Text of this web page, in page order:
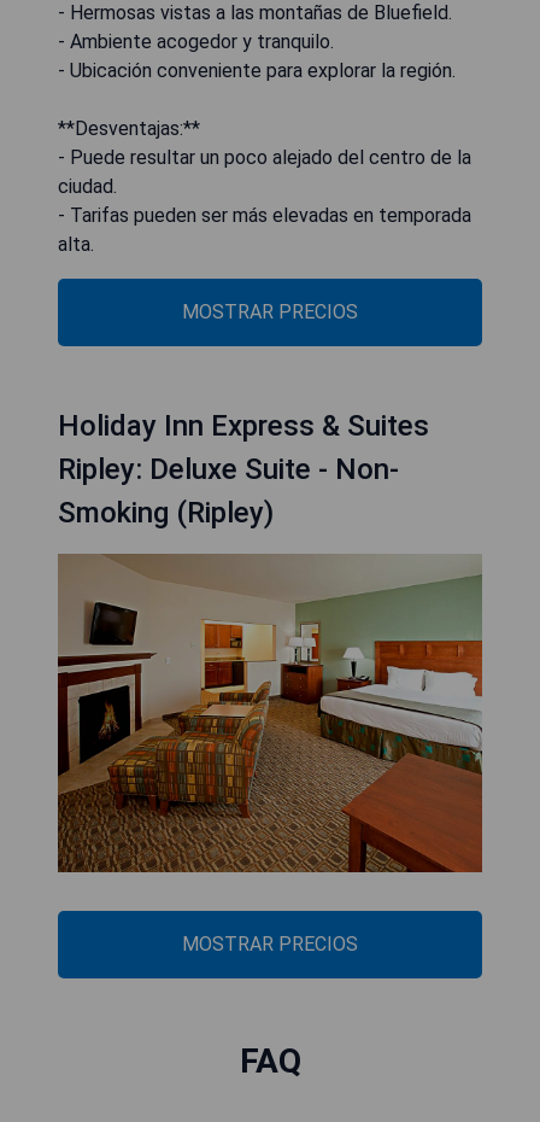
- Hermosas vistas a las montañas de Bluefield.
- Ambiente acogedor y tranquilo.
- Ubicación conveniente para explorar la región.
**Desventajas:**
- Puede resultar un poco alejado del centro de la
ciudad.
- Tarifas pueden ser más elevadas en temporada
alta.
MOSTRAR PRECIOS
Holiday Inn Express & Suites
Ripley: Deluxe Suite - Non-
Smoking (Ripley)
MOSTRAR PRECIOS
FAQ